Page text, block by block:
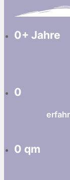
0+ Jahre
0
0 qm